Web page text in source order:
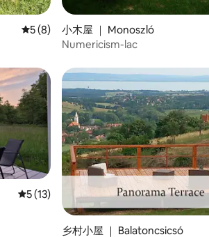
平均评分 5 分（满分 5 分），共 8 条评价
5 (8)
小木屋 ｜ Monoszló
Numericism-lac
平均评分 5 分（满分 5 分），共 13 条评价
5 (13)
乡村小屋 ｜ Balatoncsicsó